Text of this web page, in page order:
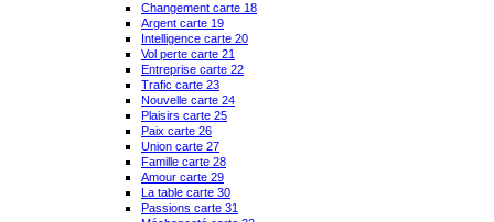
Changement carte 18
Argent carte 19
Intelligence carte 20
Vol perte carte 21
Entreprise carte 22
Trafic carte 23
Nouvelle carte 24
Plaisirs carte 25
Paix carte 26
Union carte 27
Famille carte 28
Amour carte 29
La table carte 30
Passions carte 31